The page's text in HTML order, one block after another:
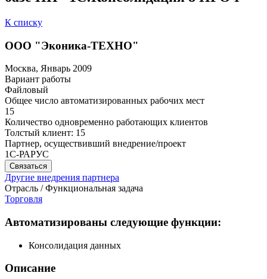
К списку
ООО "Эконика-ТЕХНО"
Москва, Январь 2009
Вариант работы
Файловый
Общее число автоматизированных рабочих мест
15
Количество одновременно работающих клиентов
Толстый клиент: 15
Партнер, осуществивший внедрение/проект
1С-РАРУС
Связаться
Другие внедрения партнера
Отрасль / Функциональная задача
Торговля
Автоматизированы следующие функции:
Консолидация данных
Описание